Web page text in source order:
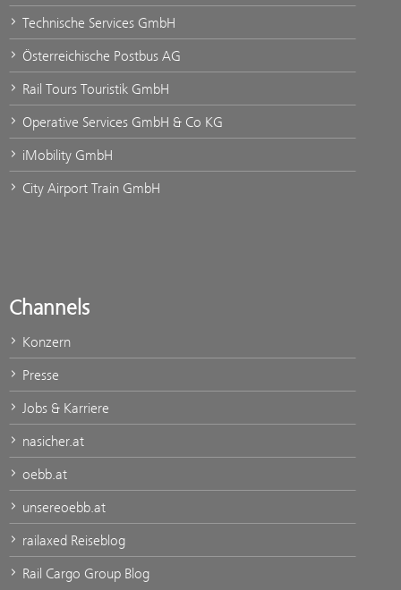
Technische Services GmbH
Österreichische Postbus AG
Rail Tours Touristik GmbH
Operative Services GmbH & Co KG
iMobility GmbH
City Airport Train GmbH
Channels
Konzern
Presse
Jobs & Karriere
nasicher.at
oebb.at
unsereoebb.at
railaxed Reiseblog
Rail Cargo Group Blog